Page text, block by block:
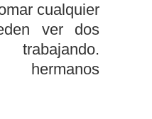
cualquier
ver dos
trabajando.